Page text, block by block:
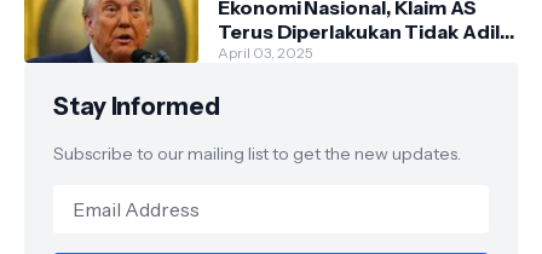
Ekonomi Nasional, Klaim AS
Terus Diperlakukan Tidak Adil
oleh Negara Asing"
April 03, 2025
Stay Informed
Subscribe to our mailing list to get the new updates.